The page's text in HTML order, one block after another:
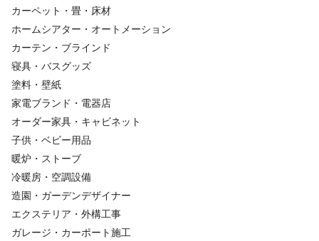
カーペット・畳・床材
ホームシアター・オートメーション
カーテン・ブラインド
寝具・バスグッズ
塗料・壁紙
家電ブランド・電器店
オーダー家具・キャビネット
子供・ベビー用品
暖炉・ストーブ
冷暖房・空調設備
造園・ガーデンデザイナー
エクステリア・外構工事
ガレージ・カーポート施工